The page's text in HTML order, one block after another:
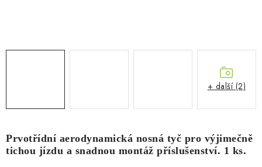
STŘEŠNÍ KOŠE
AUTOSTANY
Prvotřídní aerodynamická nosná tyč pro výjimečně
tichou jízdu a snadnou montáž příslušenství. 1 ks.
+ další (2)